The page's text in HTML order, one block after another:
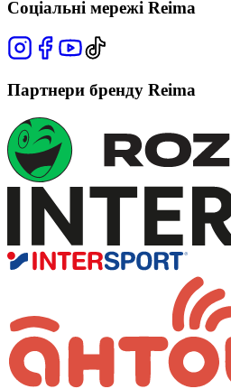
Соціальні мережі Reima
Партнери бренду Reima